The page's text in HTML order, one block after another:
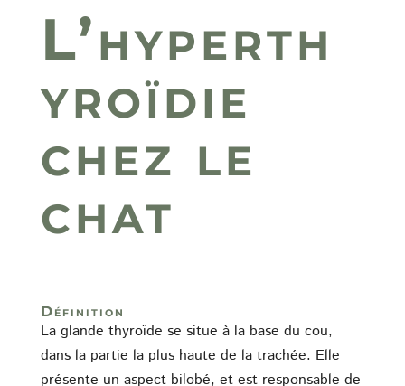
L’hyperth
yroïdie
chez le
chat
Définition
La glande thyroïde se situe à la base du cou,
dans la partie la plus haute de la trachée. Elle
présente un aspect bilobé, et est responsable de